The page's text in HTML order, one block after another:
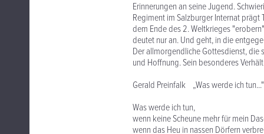
Erinnerungen an seine Jugend.
Regiment im Salzburger Internat
dem Ende des 2. Weltkrieges
deutet nur an. Und geht, in die
Der allmorgendliche Gottesdienst, die
und Hoffnung. Sein besonderes
Gerald Preinfalk „Was werde ich tun..."
Was werde ich tun,
wenn keine Scheune mehr für mein
wenn das Heu in nassen Dörfern